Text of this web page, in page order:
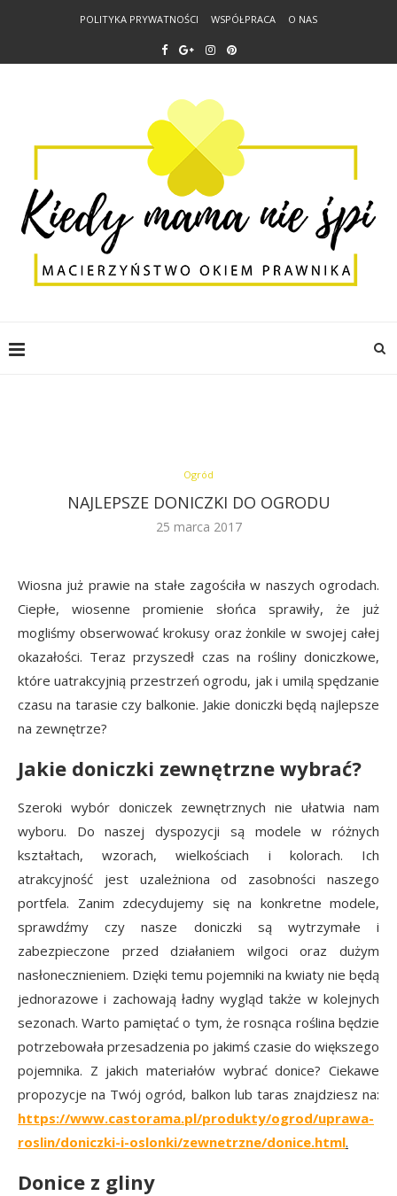
POLITYKA PRYWATNOŚCI WSPÓŁPRACA O NAS
Ogród
NAJLEPSZE DONICZKI DO OGRODU
25 marca 2017
Wiosna już prawie na stałe zagościła w naszych ogrodach.
Ciepłe, wiosenne promienie słońca sprawiły, że już
mogliśmy obserwować krokusy oraz żonkile w swojej całej
okazałości. Teraz przyszedł czas na rośliny doniczkowe,
które uatrakcyjnią przestrzeń ogrodu, jak i umilą spędzanie
czasu na tarasie czy balkonie. Jakie doniczki będą najlepsze
na zewnętrze?
Jakie doniczki zewnętrzne wybrać?
Szeroki wybór doniczek zewnętrznych nie ułatwia nam
wyboru. Do naszej dyspozycji są modele w różnych
kształtach, wzorach, wielkościach i kolorach. Ich
atrakcyjność jest uzależniona od zasobności naszego
portfela. Zanim zdecydujemy się na konkretne modele,
sprawdźmy czy nasze doniczki są wytrzymałe i
zabezpieczone przed działaniem wilgoci oraz dużym
nasłonecznieniem. Dzięki temu pojemniki na kwiaty nie będą
jednorazowe i zachowają ładny wygląd także w kolejnych
sezonach. Warto pamiętać o tym, że rosnąca roślina będzie
potrzebowała przesadzenia po jakimś czasie do większego
pojemnika. Z jakich materiałów wybrać donice? Ciekawe
propozycje na Twój ogród, balkon lub taras znajdziesz na:
https://www.castorama.pl/produkty/ogrod/uprawa-
roslin/doniczki-i-oslonki/zewnetrzne/donice.html.
Donice z gliny